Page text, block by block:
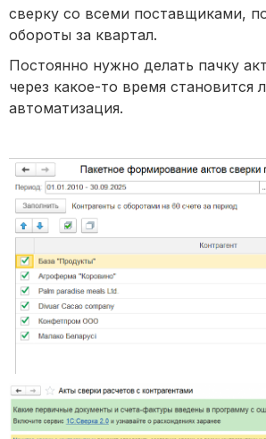
сверку со всеми поставщиками,
обороты за квартал.
Постоянно нужно делать пачку
через какое-то время становится
автоматизация.